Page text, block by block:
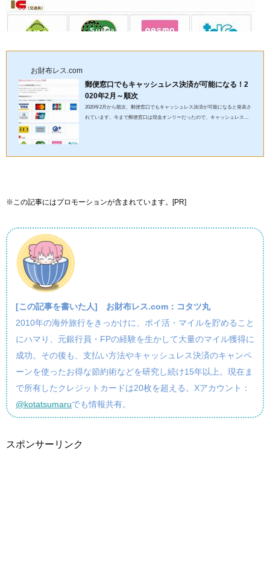
お財布レス.com
郵便窓口でもキャッシュレス決済が可能になる！2
020年2月～順次
2020年2月から順次、郵便窓口でもキャッシュレス決済が可能になると発表さ
れています。今まで郵便窓口は現金オンリーだったので、キャッシュレス派
※この記事にはプロモーションが含まれています。[PR]
[この記事を書いた人] お財布レス.com：コタツ丸
2010年の海外旅行をきっかけに、ポイ活・マイルを貯めること
にハマり、元銀行員・FPの経験を生かして大量のマイル獲得に
成功。その後も、支払い方法やキャッシュレス決済のキャンペ
ーンを使ったお得な節約術などを研究し続け15年以上。現在ま
で所有したクレジットカードは20枚を超える。Xアカウント：
@kotatsumaruでも情報共有。
スポンサーリンク